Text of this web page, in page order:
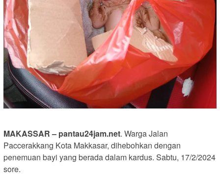
MAKASSAR – pantau24jam.net. Warga Jalan
Paccerakkang Kota Makkasar, dihebohkan dengan
penemuan bayi yang berada dalam kardus. Sabtu, 17/2/2024
sore.